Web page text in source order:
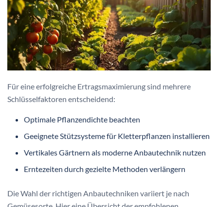
Für eine erfolgreiche Ertragsmaximierung sind mehrere
Schlüsselfaktoren entscheidend:
Optimale Pflanzendichte beachten
Geeignete Stützsysteme für Kletterpflanzen installieren
Vertikales Gärtnern als moderne Anbautechnik nutzen
Erntezeiten durch gezielte Methoden verlängern
Die Wahl der richtigen Anbautechniken variiert je nach